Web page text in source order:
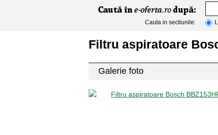
Cauta in sectiunile:
Filtru aspiratoare
Galerie foto